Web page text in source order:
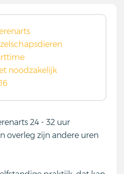
noodzakelijk
24 - 32 uur
overleg zijn andere uren